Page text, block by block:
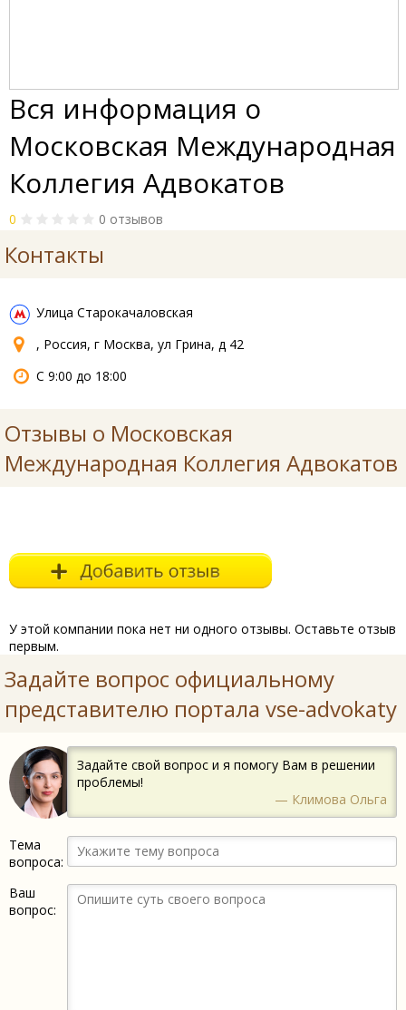
Вся информация о
Московская Международная
Коллегия Адвокатов
0 0 отзывов
Контакты
Улица Старокачаловская
, Россия, г Москва, ул Грина, д 42
С 9:00 до 18:00
Отзывы о Московская
Международная Коллегия Адвокатов
У этой компании пока нет ни одного отзывы. Оставьте отзыв
первым.
Задайте вопрос официальному
представителю портала vse-advokaty
Задайте свой вопрос и я помогу Вам в решении
проблемы!
— Климова Ольга
Тема
вопроса:
Ваш
вопрос: